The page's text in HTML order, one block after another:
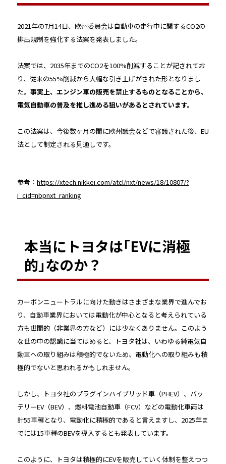
2021年の7月14日、欧州委員会は自動車の走行中に関するCO2の
排出規制を強化する法案を発表しました。
法案では、2035年までのCO2を100%削減することが記されてお
り、従来の55%削減から大幅な引き上げがされた形となりまし
た。 事実上、エンジン車の販売を禁止するものとなることから、
電気自動車の普及を推し進める狙いがあるとされています。
この法案は、今後数ヶ月の間に欧州議会などで審議された後、EU
法として制定される見通しです。
参考： https://xtech.nikkei.com/atcl/nxt/news/18/10807/?
i_cid=nbpnxt_ranking
本当にトヨタは｢EVに消極
的｣なのか？
カーボンニュートラルに向けた動きはさまざまな業界で進んでお
り、自動車業界においては電動化が中心となると考えられている
方も世間的（非業界の方など）には少なくありません。このよう
な世の中の認識に当てはめると、トヨタ社は、いわゆる純電気自
動車への取り組みは積極的でないため、電動化への取り組みも積
極的でないと思われるかもしれません。
しかし、トヨタ社のプラグインハイブリッド車（PHEV）、バッ
テリーEV（BEV）、燃料電池自動車（FCV）などの電動化車両は
計55車種となり、電動化に積極的であると言えますし、2025年ま
でには15車種のBEVを導入するとも発表しています。
このように、トヨタは積極的にEVを販売していく体制を整えつつ